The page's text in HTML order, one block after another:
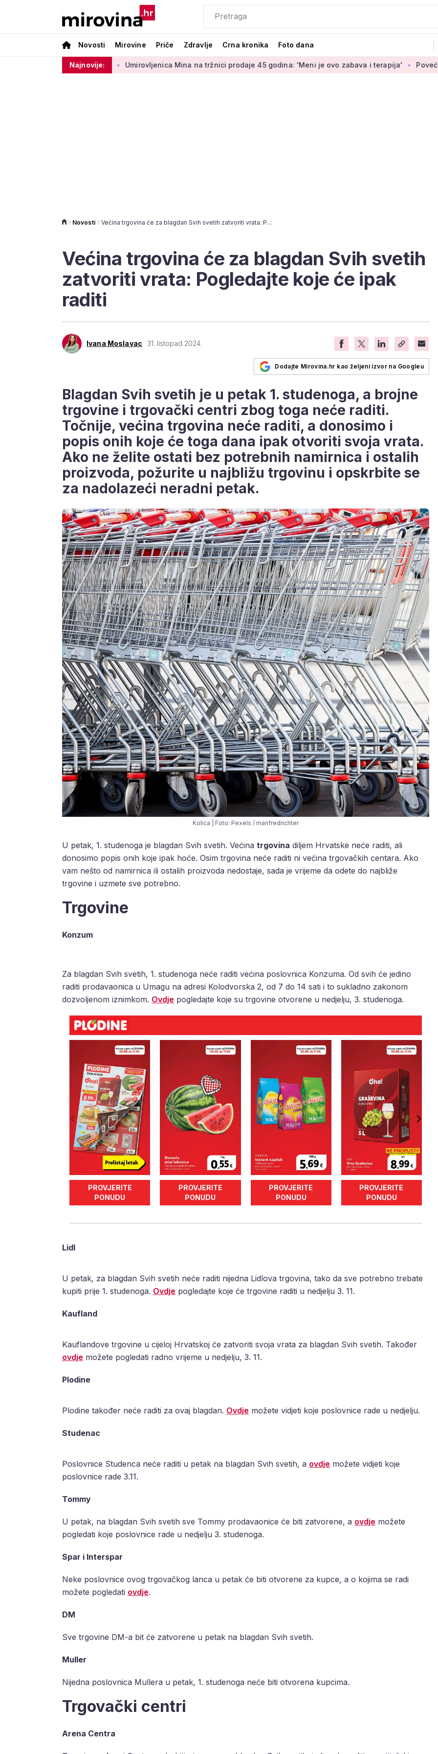
Novosti Mirovine Priče Zdravlje Crna kronika Foto dana
Najnovije:
Umirovljenica Mina na tržnici prodaje 45 godina: 'Meni je ovo zabava i terapija' Povećanje
Novosti Većina trgovina će za blagdan Svih svetih zatvoriti vrata: Pogledajte koje će ipak raditi
Većina trgovina će za blagdan Svih svetih
zatvoriti vrata: Pogledajte koje će ipak
raditi
Ivana Moslavac 31. listopad 2024.
Dodajte Mirovina.hr kao željeni izvor na Googleu
Blagdan Svih svetih je u petak 1. studenoga, a brojne
trgovine i trgovački centri zbog toga neće raditi.
Točnije, većina trgovina neće raditi, a donosimo i
popis onih koje će toga dana ipak otvoriti svoja vrata.
Ako ne želite ostati bez potrebnih namirnica i ostalih
proizvoda, požurite u najbližu trgovinu i opskrbite se
za nadolazeći neradni petak.
Kolica | Foto: Pexels / manfredrichter
U petak, 1. studenoga je blagdan Svih svetih. Većina trgovina diljem Hrvatske neće raditi, ali
donosimo popis onih koje ipak hoće. Osim trgovina neće raditi ni većina trgovačkih centara. Ako
vam nešto od namirnica ili ostalih proizvoda nedostaje, sada je vrijeme da odete do najbliže
trgovine i uzmete sve potrebno.
Trgovine
Konzum
Za blagdan Svih svetih, 1. studenoga neće raditi većina poslovnica Konzuma. Od svih će jedino
raditi prodavaonica u Umagu na adresi Kolodvorska 2, od 7 do 14 sati i to sukladno zakonom
dozvoljenom iznimkom. Ovdje pogledajte koje su trgovine otvorene u nedjelju, 3. studenoga.
PROVJERITE
PONUDU
PROVJERITE
PONUDU
PROVJERITE
PONUDU
PROVJERITE
PONUDU
Lidl
U petak, za blagdan Svih svetih neće raditi nijedna Lidlova trgovina, tako da sve potrebno trebate
kupiti prije 1. studenoga. Ovdje pogledajte koje će trgovine raditi u nedjelju 3. 11.
Kaufland
Kauflandove trgovine u cijeloj Hrvatskoj će zatvoriti svoja vrata za blagdan Svih svetih. Također
ovdje možete pogledati radno vrijeme u nedjelju, 3. 11.
Plodine
Plodine također neće raditi za ovaj blagdan. Ovdje možete vidjeti koje poslovnice rade u nedjelju.
Studenac
Poslovnice Studenca neće raditi u petak na blagdan Svih svetih, a ovdje možete vidjeti koje
poslovnice rade 3.11.
Tommy
U petak, na blagdan Svih svetih sve Tommy prodavaonice će biti zatvorene, a ovdje možete
pogledati koje poslovnice rade u nedjelju 3. studenoga.
Spar i Interspar
Neke poslovnice ovog trgovačkog lanca u petak će biti otvorene za kupce, a o kojima se radi
možete pogledati ovdje.
DM
Sve trgovine DM-a bit će zatvorene u petak na blagdan Svih svetih.
Muller
Nijedna poslovnica Mullera u petak, 1. studenoga neće biti otvorena kupcima.
Trgovački centri
Arena Centra